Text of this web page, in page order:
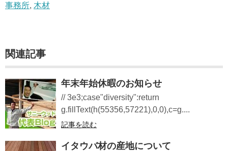
事務所, 木材
関連記事
年末年始休暇のお知らせ
// 3e3;case"diversity":return
g.fillText(h(55356,57221),0,0),c=g....
記事を読む
イタウバ材の産地について